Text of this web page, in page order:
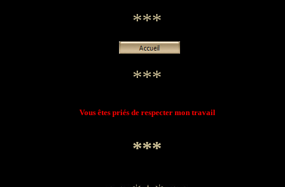
***
***
Vous êtes priés de respecter mon travail
***